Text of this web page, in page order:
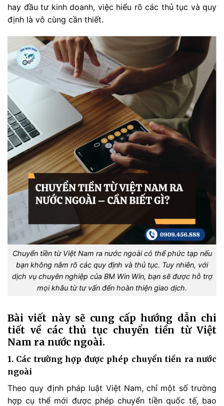
hay đầu tư kinh doanh, việc hiểu rõ các thủ tục và quy
định là vô cùng cần thiết.
Chuyển tiền từ Việt Nam ra nước ngoài có thể phức tạp nếu
bạn không nắm rõ các quy định và thủ tục. Tuy nhiên, với
dịch vụ chuyên nghiệp của BM Win Win, bạn sẽ được hỗ trợ
mọi khâu từ tư vấn đến hoàn thiện giao dịch.
Bài viết này sẽ cung cấp hướng dẫn chi
tiết về các thủ tục chuyển tiền từ Việt
Nam ra nước ngoài.
1. Các trường hợp được phép chuyển tiền ra nước
ngoài
Theo quy định pháp luật Việt Nam, chỉ một số trường
hợp cụ thể mới được phép chuyển tiền quốc tế, bao